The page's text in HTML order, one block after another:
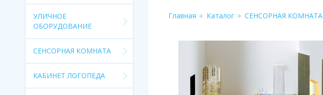
УЛИЧНОЕ
ОБОРУДОВАНИЕ
СЕНСОРНАЯ КОМНАТА
КАБИНЕТ ЛОГОПЕДА
Главная Каталог СЕНСОРНАЯ КОМНАТА